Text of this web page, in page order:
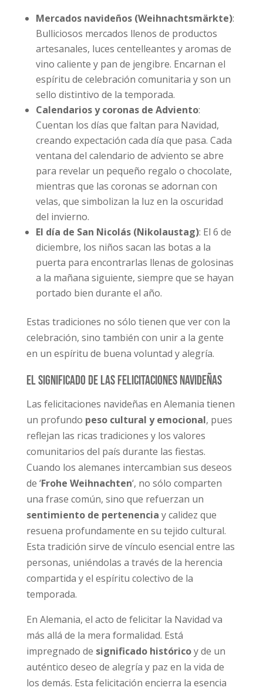
Mercados navideños (Weihnachtsmärkte):
Bulliciosos mercados llenos de productos
artesanales, luces centelleantes y aromas de
vino caliente y pan de jengibre. Encarnan el
espíritu de celebración comunitaria y son un
sello distintivo de la temporada.
Calendarios y coronas de Adviento:
Cuentan los días que faltan para Navidad,
creando expectación cada día que pasa. Cada
ventana del calendario de adviento se abre
para revelar un pequeño regalo o chocolate,
mientras que las coronas se adornan con
velas, que simbolizan la luz en la oscuridad
del invierno.
El día de San Nicolás (Nikolaustag): El 6 de
diciembre, los niños sacan las botas a la
puerta para encontrarlas llenas de golosinas
a la mañana siguiente, siempre que se hayan
portado bien durante el año.
Estas tradiciones no sólo tienen que ver con la
celebración, sino también con unir a la gente
en un espíritu de buena voluntad y alegría.
El significado de las felicitaciones navideñas
Las felicitaciones navideñas en Alemania tienen
un profundo peso cultural y emocional, pues
reflejan las ricas tradiciones y los valores
comunitarios del país durante las fiestas.
Cuando los alemanes intercambian sus deseos
de ‘Frohe Weihnachten‘, no sólo comparten
una frase común, sino que refuerzan un
sentimiento de pertenencia y calidez que
resuena profundamente en su tejido cultural.
Esta tradición sirve de vínculo esencial entre las
personas, uniéndolas a través de la herencia
compartida y el espíritu colectivo de la
temporada.
En Alemania, el acto de felicitar la Navidad va
más allá de la mera formalidad. Está
impregnado de significado históricoy de un
auténtico deseo de alegría y paz en la vida de
los demás. Esta felicitación encierra la esencia